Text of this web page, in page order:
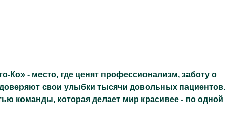
Ко» - место, где ценят профессионализм, заботу о
свои улыбки тысячи довольных пациентов.
команды, которая делает мир красивее - по одной